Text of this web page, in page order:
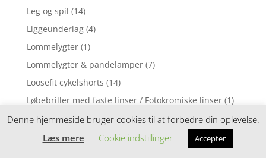
Leg og spil (14)
Liggeunderlag (4)
Lommelygter (1)
Lommelygter & pandelamper (7)
Loosefit cykelshorts (14)
Løbebriller med faste linser / Fotokromiske linser (1)
Løbebriller med styrke (2)
Løbecykel (31)
Denne hjemmeside bruger cookies til at forbedre din oplevelse.
Læs mere
Cookie indstillinger Accepter